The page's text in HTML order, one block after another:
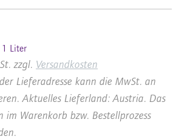
1 Liter
zzgl. Versandkosten
Lieferadresse kann die MwSt. an
Aktuelles Lieferland: Austria. Das
im Warenkorb bzw. Bestellprozess